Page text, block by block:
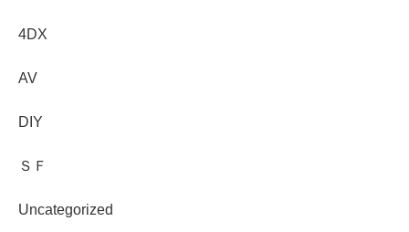
4DX
AV
DIY
ＳＦ
Uncategorized